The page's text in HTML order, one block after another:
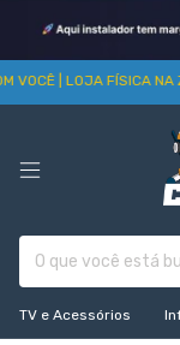
VOCÊ | LOJA FÍSICA NA
TV e Acessórios